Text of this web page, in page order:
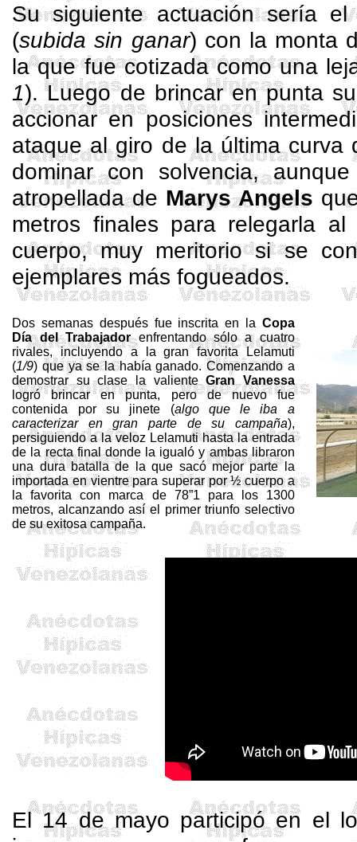
Su siguiente actuación sería
(subida sin ganar) con la monta
la que fue cotizada como una
1). Luego de brincar en punta
accionar en posiciones
ataque al giro de la última curva
dominar con solvencia,
atropellada de MarysAngels
metros finales para relegarla
cuerpo, muy meritorio si se
ejemplares más fogueados.
Dos semanas después fue inscrita en la Copa
Día del Trabajadorenfrentando sólo a cuatro
rivales, incluyendo a la gran favoritaLelamuti
(1/9) que ya se la había ganado. Comenzando a
demostrar su clase la valienteGran Vanessa
logró brincar en punta, pero de nuevo fue
contenida por su jinete (algo que le iba a
caracterizar en gran parte de su campaña),
persiguiendo a la veloz Lelamutihasta la entrada
de la recta final donde la igualó y ambas libraron
una dura batalla de la que sacó mejor parte la
importada en vientre para superar por ½ cuerpo a
la favorita con marca de 78”1 para los 1300
metros, alcanzando así el primer triunfo selectivo
de su exitosa campaña.
El 14 de mayo participó en el